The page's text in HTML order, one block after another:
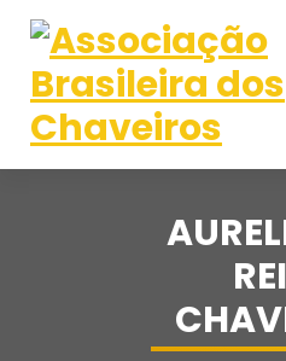
para
conteúdo